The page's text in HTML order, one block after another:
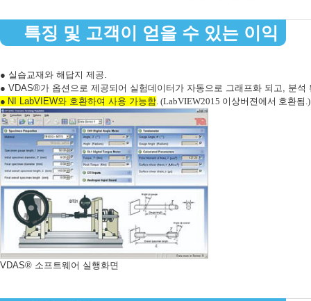
특징 및 고객이 얻을 수 있는 이익
● 실습교재와 해답지 제공.
● VDAS®가 옵션으로 제공되어 실험데이터가 자동으로 그래프화 되고, 분석
● NI LabVIEW와 호환하여 사용 가능함 . (LabVIEW2015 이상버젼에서 호환됨 .)
VDAS® 소프트웨어 실행화면